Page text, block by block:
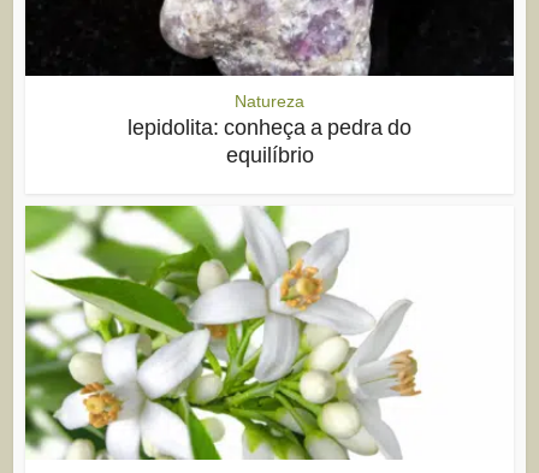
Natureza
lepidolita: conheça a pedra do
equilíbrio